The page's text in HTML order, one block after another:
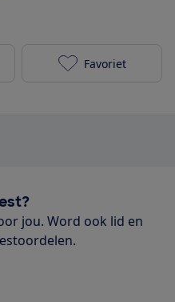
Ikea
Favoriet
jou. Word ook lid en